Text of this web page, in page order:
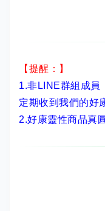
【提醒：】
1.非LINE群組成員
定期收到我們的好
2.好康靈性商品真